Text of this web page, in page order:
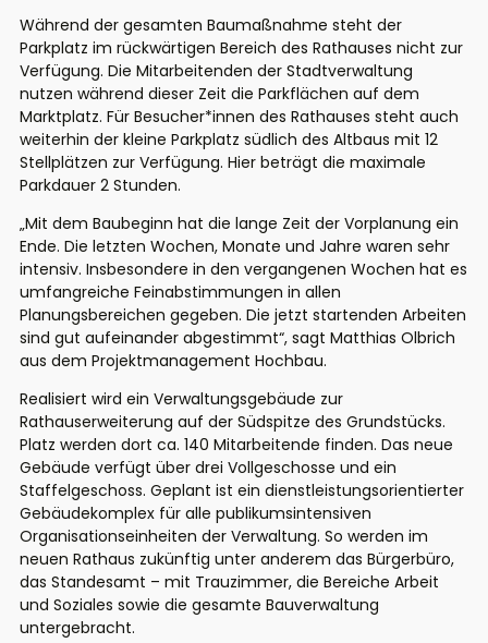
Während der gesamten Baumaßnahme steht der
Parkplatz im rückwärtigen Bereich des Rathauses nicht zur
Verfügung. Die Mitarbeitenden der Stadtverwaltung
nutzen während dieser Zeit die Parkflächen auf dem
Marktplatz. Für Besucher*innen des Rathauses steht auch
weiterhin der kleine Parkplatz südlich des Altbaus mit 12
Stellplätzen zur Verfügung. Hier beträgt die maximale
Parkdauer 2 Stunden.
„Mit dem Baubeginn hat die lange Zeit der Vorplanung ein
Ende. Die letzten Wochen, Monate und Jahre waren sehr
intensiv. Insbesondere in den vergangenen Wochen hat es
umfangreiche Feinabstimmungen in allen
Planungsbereichen gegeben. Die jetzt startenden Arbeiten
sind gut aufeinander abgestimmt“, sagt Matthias Olbrich
aus dem Projektmanagement Hochbau.
Realisiert wird ein Verwaltungsgebäude zur
Rathauserweiterung auf der Südspitze des Grundstücks.
Platz werden dort ca. 140 Mitarbeitende finden. Das neue
Gebäude verfügt über drei Vollgeschosse und ein
Staffelgeschoss. Geplant ist ein dienstleistungsorientierter
Gebäudekomplex für alle publikumsintensiven
Organisationseinheiten der Verwaltung. So werden im
neuen Rathaus zukünftig unter anderem das Bürgerbüro,
das Standesamt – mit Trauzimmer, die Bereiche Arbeit
und Soziales sowie die gesamte Bauverwaltung
untergebracht.